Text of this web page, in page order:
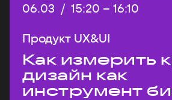
Дата:
06.03 / Начало:
15:20 – Конец:
16:10
Продукт UX&UI
Как измерить
дизайн как
инструмент